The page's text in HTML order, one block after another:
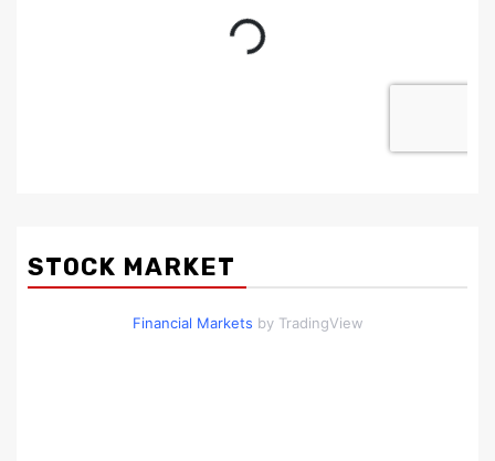
STOCK MARKET
Financial Markets by TradingView